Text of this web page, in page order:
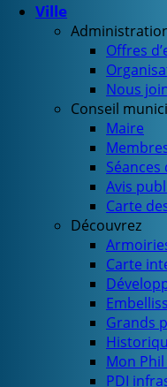
Ville
Offres
Nous
Conseil
Maire
Avis
Carte
Découvrez
Carte
Grands
Mon
PDI